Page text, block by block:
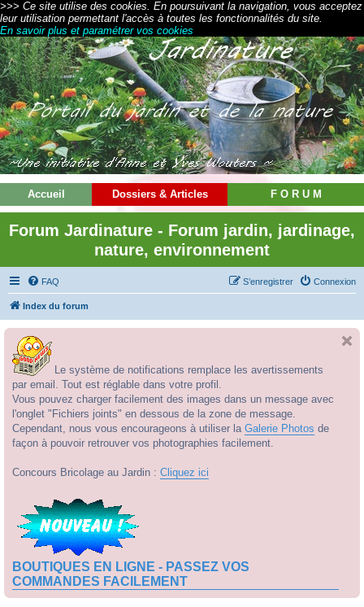
>>> Ce site utilise des cookies. En poursuivant la navigation, vous acceptez
leur utilisation permettant l'accès à toutes les fonctionnalités du site.
En savoir plus et paramétrer vos cookies
Accueil Dossiers & Articles F O R U M
Forum Jardinature - Forum jardin, jardinage,
nature, environnement
FAQ Connexion
S’enregistrer
Index du forum
Le système de notifications remplace les avertissements
par email. Tout est réglable dans votre profil.
Vous pouvez charger facilement des images dans un message avec
l'onglet "Fichiers joints" en dessous de la zone de message.
Cependant, nous vous encourageons à utiliser la Galerie Photos de
façon à pouvoir retrouver vos photographies facilement.
Concours Bricolage au Jardin : Cliquez ici
BOUTIQUES EN LIGNE - PASSEZ VOS
COMMANDES FACILEMENT